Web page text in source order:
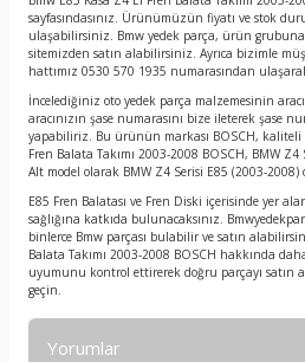
sayfasındasınız. Ürünümüzün fiyatı ve stok
ulaşabilirsiniz. Bmw yedek parça, ürün grubuna
sitemizden satın alabilirsiniz. Ayrıca bizimle
hattımız 0530 570 1935 numarasından
İncelediğiniz oto yedek parça malzemesinin
aracınızın şase numarasını bize ileterek şase
yapabiliriz. Bu ürünün markası BOSCH, kaliteli
Fren Balata Takımı 2003-2008 BOSCH, BMW
Alt model olarak BMW Z4 Serisi E85 (2003-
E85 Fren Balatası ve Fren Diski içerisinde yer
sağlığına katkıda bulunacaksınız.
binlerce Bmw parçası bulabilir ve satın
Balata Takımı 2003-2008 BOSCH hakkında
uyumunu kontrol ettirerek doğru parçayı
geçin.
Yorumlar